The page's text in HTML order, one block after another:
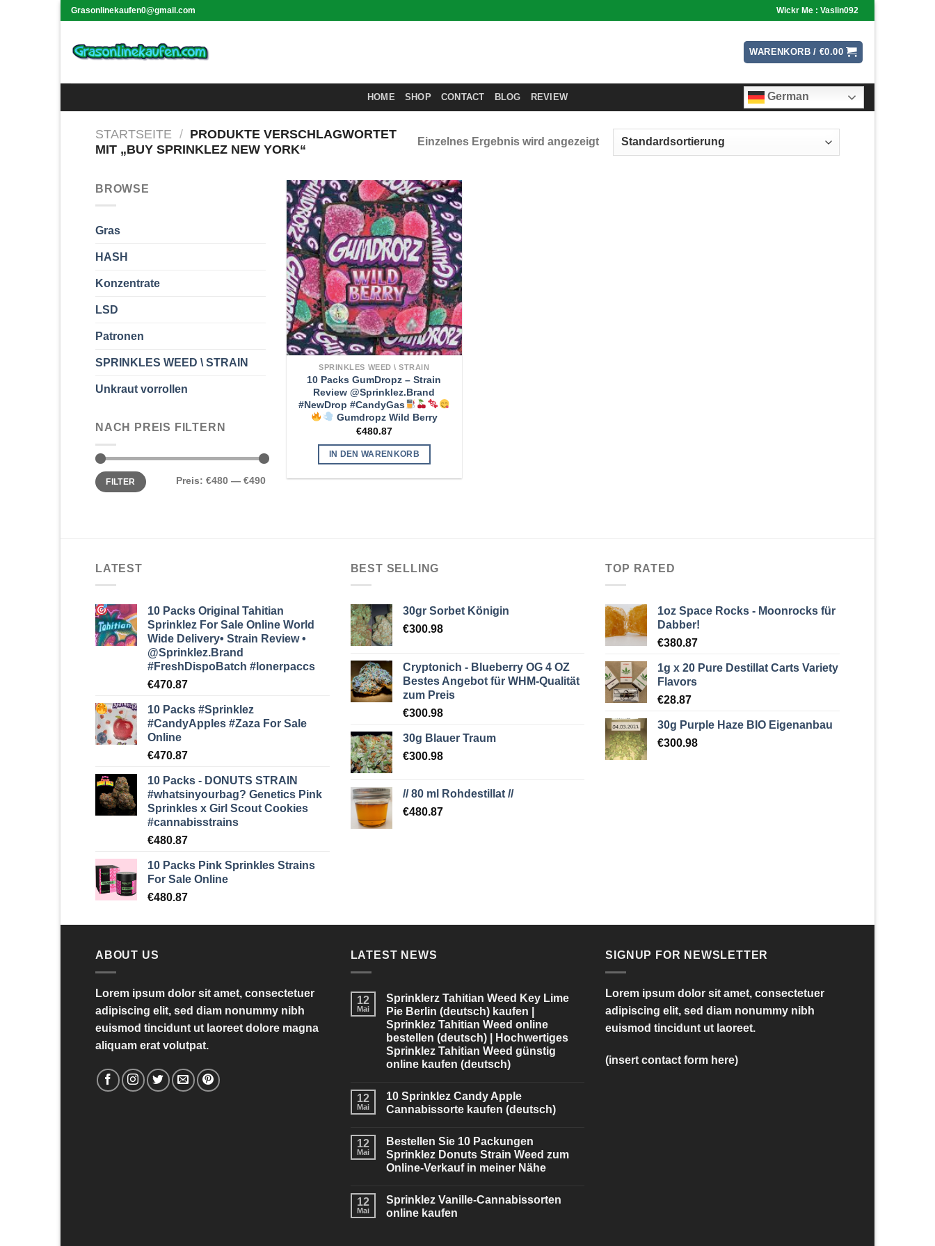
Skip
content
Grasonlinekaufen0@gmail.com Wickr Me : Vaslin092
WARENKORB /€0.00
HOME SHOP CONTACT BLOG REVIEW German
STARTSEITE / PRODUKTE VERSCHLAGWORTET
MIT „BUY SPRINKLEZ NEW YORK“
Einzelnes Ergebnis wird angezeigt
BROWSE
Gras
HASH
Konzentrate
LSD
Patronen
SPRINKLES WEED \ STRAIN
Unkraut vorrollen
NACH PREIS FILTERN
Min.
Preis
Max.
PreisFILTER Preis: €480 — €490
SPRINKLES WEED \ STRAIN
10 Packs GumDropz – Strain
Review @Sprinklez.Brand
#NewDrop #CandyGas
Gumdropz Wild Berry
€480.87
IN DEN WARENKORB
LATEST
10 Packs Original Tahitian
Sprinklez For Sale Online World
Wide Delivery• Strain Review •
@Sprinklez.Brand
#FreshDispoBatch #lonerpaccs
€470.87
10 Packs #Sprinklez
#CandyApples #Zaza For Sale
Online
€470.87
10 Packs - DONUTS STRAIN
#whatsinyourbag? Genetics Pink
Sprinkles x Girl Scout Cookies
#cannabisstrains
€480.87
10 Packs Pink Sprinkles Strains
For Sale Online
€480.87
BEST SELLING
30gr Sorbet Königin
€300.98
Cryptonich - Blueberry OG 4 OZ
Bestes Angebot für WHM-Qualität
zum Preis
€300.98
30g Blauer Traum
€300.98
// 80 ml Rohdestillat //
€480.87
TOP RATED
1oz Space Rocks - Moonrocks für
Dabber!
€380.87
1g x 20 Pure Destillat Carts Variety
Flavors
€28.87
30g Purple Haze BIO Eigenanbau
€300.98
ABOUT US
Lorem ipsum dolor sit amet, consectetuer
adipiscing elit, sed diam nonummy nibh
euismod tincidunt ut laoreet dolore magna
aliquam erat volutpat.
LATEST NEWS
12
Mai
Sprinklerz Tahitian Weed Key Lime
Pie Berlin (deutsch) kaufen |
Sprinklez Tahitian Weed online
bestellen (deutsch) | Hochwertiges
Sprinklez Tahitian Weed günstig
online kaufen (deutsch)
12
Mai
10 Sprinklez Candy Apple
Cannabissorte kaufen (deutsch)
12
Mai
Bestellen Sie 10 Packungen
Sprinklez Donuts Strain Weed zum
Online-Verkauf in meiner Nähe
12
Mai
Sprinklez Vanille-Cannabissorten
online kaufen
SIGNUP FOR NEWSLETTER
Lorem ipsum dolor sit amet, consectetuer
adipiscing elit, sed diam nonummy nibh
euismod tincidunt ut laoreet.
(insert contact form here)